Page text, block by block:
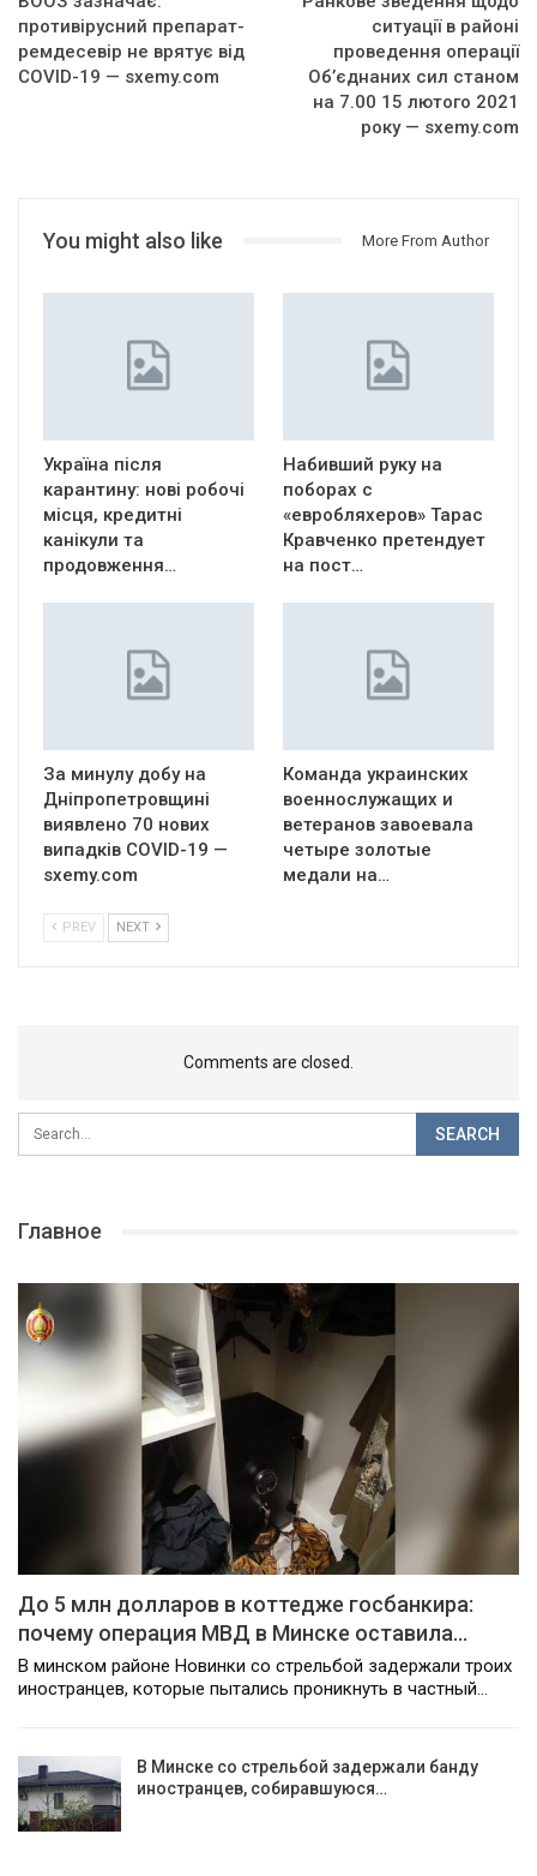
противірусний препарат-
ремдесевір не врятує від
COVID-19 — sxemy.com
ситуації в районі
проведення операції
Об’єднаних сил станом
на 7.00 15 лютого 2021
року — sxemy.com
You might also like More From Author
Україна після
карантину: нові робочі
місця, кредитні
канікули та
продовження…
Набивший руку на
поборах с
«евробляхеров» Тарас
Кравченко претендует
на пост…
За минулу добу на
Дніпропетровщині
виявлено 70 нових
випадків COVID-19 —
sxemy.com
Команда украинских
военнослужащих и
ветеранов завоевала
четыре золотые
медали на…
PREV NEXT
Comments are closed.
Главное
До 5 млн долларов в коттедже госбанкира:
почему операция МВД в Минске оставила…
В минском районе Новинки со стрельбой задержали троих
иностранцев, которые пытались проникнуть в частный…
В Минске со стрельбой задержали банду
иностранцев, собиравшуюся…